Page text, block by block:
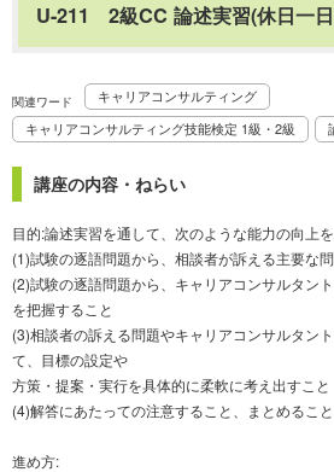
U-211 2級CC 論述実習(休日一
関連ワード
キャリアコンサルティング
キャリアコンサルティング技能検定 1級・2級
講座の内容・ねらい
目的:論述実習を通して、次のような能力の向上を
(1)試験の逐語問題から、相談者が訴える主要な
(2)試験の逐語問題から、キャリアコンサルタン
を把握すること
(3)相談者の訴える問題やキャリアコンサルタン
て、目標の設定や
方策・提案・実行を具体的に柔軟に考え出すこと
(4)解答にあたっての注意すること、まとめること
進め方: